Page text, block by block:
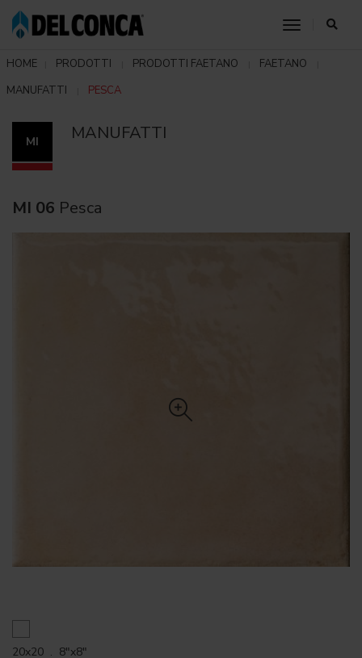
toggle
HOME PRODOTTI PRODOTTI FAETANO
FAETANO
MANUFATTI
PESCA
MI MANUFATTI
MI 06 Pesca
20x20 . 8"x8"